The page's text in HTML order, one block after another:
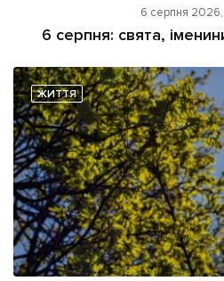
6 серпня
6 серпня: свята,
ЖИТТЯ